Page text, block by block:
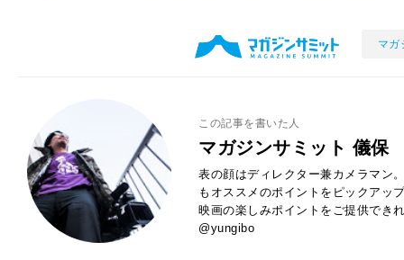
マガ
この記事を書いた人
マガジンサミット 儀保
表の顔はディレクター兼カメラマン
もオススメのポイントをピックアッ
映画の楽しみポイントをご提供でき
@yungibo